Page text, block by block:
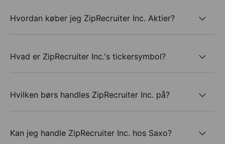
Hvordan køber jeg ZipRecruiter Inc. Aktier?
Hvad er ZipRecruiter Inc.'s tickersymbol?
Hvilken børs handles ZipRecruiter Inc. på?
Kan jeg handle ZipRecruiter Inc. hos Saxo?